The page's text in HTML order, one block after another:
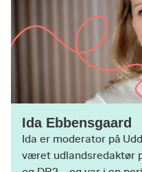
Ida Ebbensgaard
Ida er moderator på
været udlandsredaktør